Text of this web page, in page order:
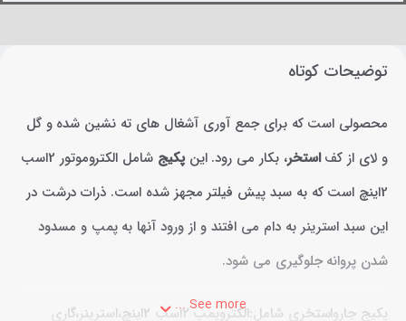
توضیحات کوتاه
محصولی است که برای جمع آوری آشغال های ته نشین شده و گل
و لای از کفاستخر، بکار می رود. اینپکیج
شامل الکتروموتور 2اسب
2اینچ است که به سبد پیش فیلتر مجهز شده است. ذرات درشت در
این سبد استرینر به دام می افتند و از ورود آنها به پمپ و مسدود
شدن پروانه جلوگیری می شود.
پکیج جارواستخری شامل:الکتروپمپ 2اسب 2اینچ،استرینر،گاری See more ...